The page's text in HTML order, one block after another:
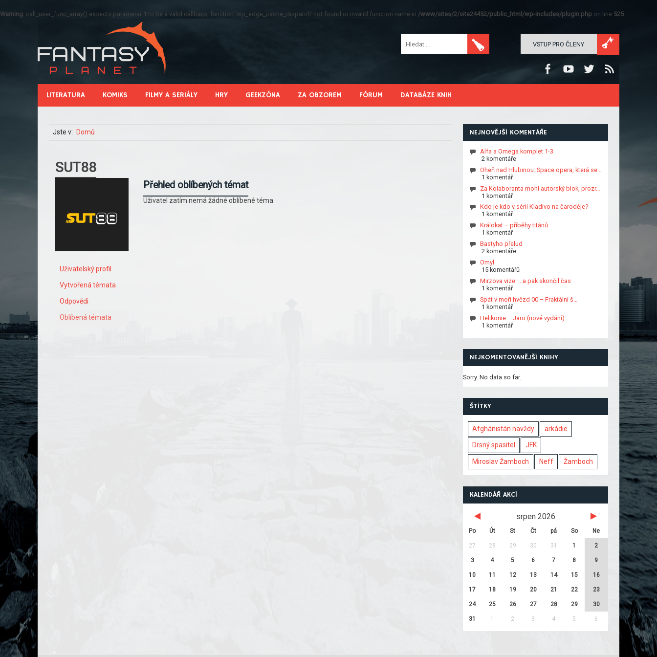
Warning: call_user_func_array() expects parameter 1 to be a valid callback, function 'wp_edge_cache_dispatch' not found or invalid function name in /www/sites/2/site24452/public_html/wp-includes/plugin.php on line 525
VSTUP PRO ČLENY
LITERATURA KOMIKS FILMY A SERIÁLY HRY GEEKZÓNA ZA OBZOREM FÓRUM DATABÁZE KNIH
Jste v: Domů
SUT88
Uživatelský profil
Vytvořená témata
Odpovědi
Oblíbená témata
Přehled oblíbených témat
Uživatel zatím nemá žádné oblíbené téma.
NEJNOVĚJŠÍ KOMENTÁŘE
Alfa a Omega komplet 1-3
2 komentáře
Oheň nad Hlubinou: Space opera, která se…
1 komentář
Za Kolaboranta mohl autorský blok, prozr…
1 komentář
Kdo je kdo v sérii Kladivo na čaroděje?
1 komentář
Králokat – příběhy titánů
1 komentář
Bastyho přelud
2 komentáře
Omyl
15 komentářů
Mirzova vize: …a pak skončil čas
1 komentář
Spát v moři hvězd 00 – Fraktální š…
1 komentář
Helikonie – Jaro (nové vydání)
1 komentář
NEJKOMENTOVANĚJŠÍ KNIHY
Sorry. No data so far.
ŠTÍTKY
Afghánistán navždy arkádie
Drsný spasitel JFK
Miroslav Žamboch Neff Žamboch
KALENDÁŘ AKCÍ
srpen 2026
Po Út St Čt pá So Ne
27 28 29 30 31 1 2
3 4 5 6 7 8 9
10 11 12 13 14 15 16
17 18 19 20 21 22 23
24 25 26 27 28 29 30
31 1 2 3 4 5 6